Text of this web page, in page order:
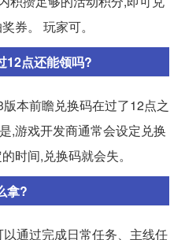
券。 玩家可。
12点还能领吗?
本前瞻兑换码在过了12点之
,游戏开发商通常会设定兑换
时间,兑换码就会失。
拿?
通过完成日常任务、主线任